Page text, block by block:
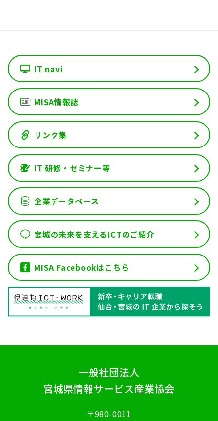
IT navi
MISA情報誌
リンク集
IT 研修・セミナー等
企業データベース
宮城の未来を支えるICTのご紹介
MISA Facebookはこちら
一般社団法人
宮城県情報サービス産業協会
〒980-0011